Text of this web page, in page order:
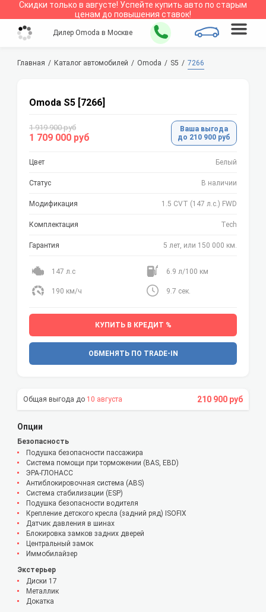
Скидки только в августе! Успейте купить авто по старым
ценам до повышения ставок!
Дилер Omoda в Москве
Главная Каталог автомобилей Omoda S5 7266
Omoda S5 [7266]
1 919 900 руб
1 709 000 руб
Ваша выгода
до 210 900 руб
Цвет Белый
Статус В наличии
Модификация 1.5 CVT (147 л.с.) FWD
Комплектация Tech
Гарантия 5 лет, или 150 000 км.
147 л.с 6.9 л/100 км
190 км/ч 9.7 сек.
КУПИТЬ В КРЕДИТ %
ОБМЕНЯТЬ ПО TRADE-IN
10 августа 210 900 руб
Опции
Безопасность
Подушка безопасности пассажира
Система помощи при торможении (BAS, EBD)
ЭРА-ГЛОНАСС
Антиблокировочная система (ABS)
Система стабилизации (ESP)
Подушка безопасности водителя
Крепление детского кресла (задний ряд) ISOFIX
Датчик давления в шинах
Блокировка замков задних дверей
Центральный замок
Иммобилайзер
Экстерьер
Диски 17
Металлик
Докатка